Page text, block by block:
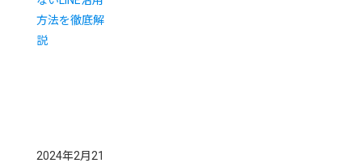
方法を徹底解
説
2024年2月21